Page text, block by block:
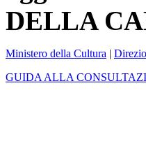
DELLA
Ministero della Cultura |
GUIDA ALLA